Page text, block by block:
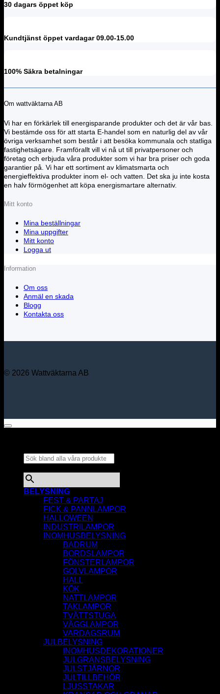
30 dagars öppet köp
Kundtjänst öppet vardagar 09.00-15.00
100% Säkra betalningar
Om wattväktarna AB
Vi har en förkärlek till energisparande produkter och det är vår bas.
Vi bestämde oss för att starta E-handel som en naturlig del av vår
övriga verksamhet som består i att besöka kommunala och statliga
fastighetsägare. Framförallt vill vi nå ut till privatpersoner och
företag och erbjuda våra produkter som vi har bra priser och goda
garantier på. Vi har ett sortiment av klimatsmarta och
energieffektiva produkter inom el- och vatten. Det ska ju inte kosta
en halv förmögenhet att köpa energismartare alternativ.
Mitt konto
Mina beställningar
Mina uppgifter
Mitt konto
Logga ut
Information
Om oss
Anmäl en skada
Blogg
Kontakta oss
© 2026 Wattväktarna AB
BELYSNING
FEST & PARTAJ
FICK & PANNLAMPOR
HALLOWEEN
INDUSTRILAMPOR
INOMHUSBELYSNING
BADRUM
BORDSLAMPOR
FÖNSTERLAMPOR
GOLVLAMPOR
HALL
KÖK
NATTLAMPOR
TAKLAMPOR
TVÄTTSTUGA
VÄGGLAMPOR
VARDAGSRUM
JULBELYSNING
INOMHUSDEKORATIONER
JULGRANSBELYSNING
JULSTJÄRNOR
JULTILLBEHÖR
LJUSSTAKAR